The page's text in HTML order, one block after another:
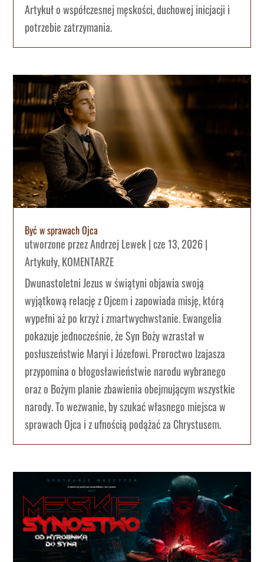
Artykuł o współczesnej męskości, duchowej inicjacji i
potrzebie zatrzymania.
Być w sprawach Ojca
utworzone przezAndrzej Lewek|cze 13, 2026|
Artykuły,KOMENTARZE
Dwunastoletni Jezus w świątyni objawia swoją
wyjątkową relację z Ojcem i zapowiada misję, którą
wypełni aż po krzyż i zmartwychwstanie. Ewangelia
pokazuje jednocześnie, że Syn Boży wzrastał w
posłuszeństwie Maryi i Józefowi. Proroctwo Izajasza
przypomina o błogosławieństwie narodu wybranego
oraz o Bożym planie zbawienia obejmującym wszystkie
narody. To wezwanie, by szukać własnego miejsca w
sprawach Ojca i z ufnością podążać za Chrystusem.